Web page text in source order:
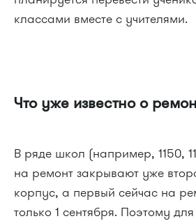
классами вместе с учителями.
Что уже известно о
В ряде школ (например, 1150,
на ремонт закрывают уже
корпус, а первый сейчас на
только 1 сентября. Поэтому